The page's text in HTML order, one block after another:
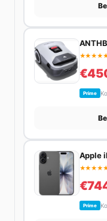
★★★★
Prime
Apple
★★★★
Prime